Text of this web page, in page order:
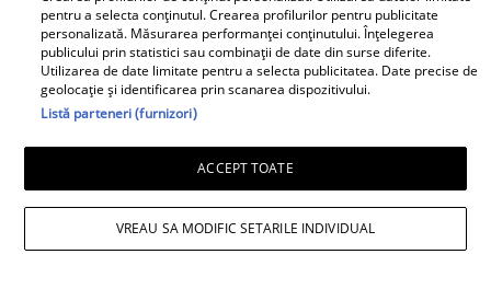
specifice care pot combate răspândirea
toxinei în organism.
foto: Shutterstock
Urmăreşte cel mai nou VIDEO încărcat
pe unica.ro
Libertatea.ro
pentru a selecta conținutul. Crearea profilurilor pentru publicitate
personalizată. Măsurarea performanței conținutului. Înțelegerea
publicului prin statistici sau combinații de date din surse diferite.
Utilizarea de date limitate pentru a selecta publicitatea. Date precise de
geolocație și identificarea prin scanarea dispozitivului.
Listă parteneri (furnizori)
ACCEPT TOATE
VREAU SA MODIFIC SETARILE INDIVIDUAL